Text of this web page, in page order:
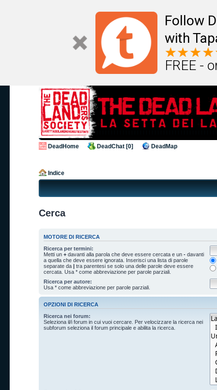
Follow
with
FREE -
DeadHome DeadChat [0] DeadMap
Indice
Cerca
MOTORE DI RICERCA
Ricerca per termini:
Metti un + davanti alla parola che deve essere cercata e un - davanti
a quella che deve essere ignorata. Inserisci una lista di parole
separate da | tra parentesi se solo una delle parole deve essere
cercata. Usa * come abbreviazione per parole parziali.
Ricerca per autore:
Usa * come abbreviazione per parole parziali.
OPZIONI DI RICERCA
Ricerca nei forum:
Seleziona il/i forum in cui vuoi cercare. Per velocizzare la ricerca nei
subforum seleziona il forum principale e abilita la ricerca.